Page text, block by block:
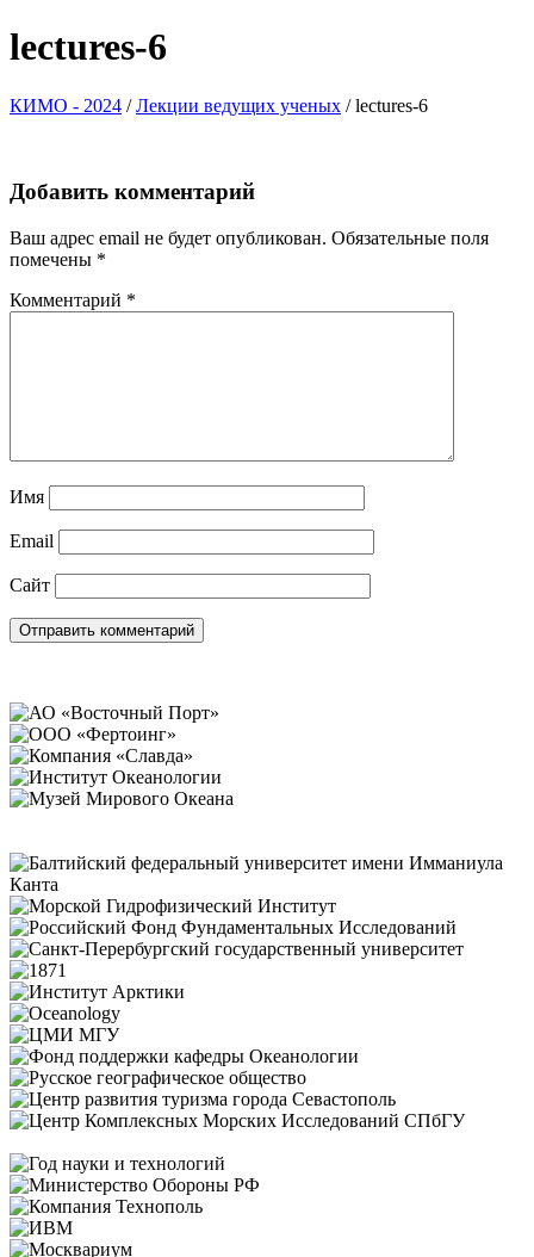
lectures-6
КИМО - 2024 /Лекции ведущих ученых /lectures-6
Добавить комментарий
Ваш адрес email не будет опубликован. Обязательные поля
помечены *
Комментарий *
Имя
Email
Сайт